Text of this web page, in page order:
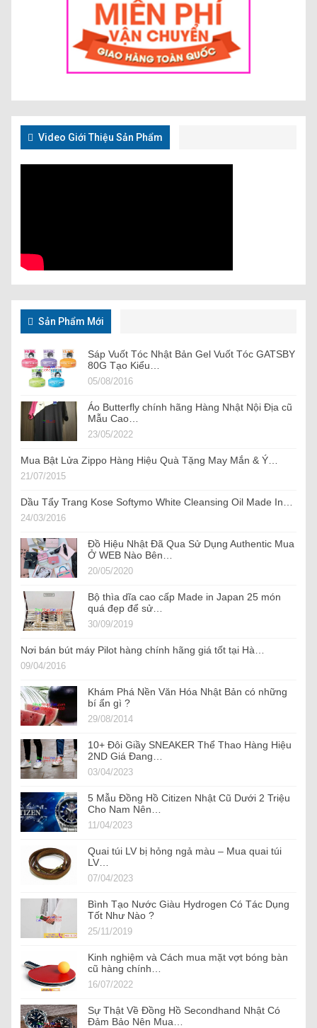
Video Giới Thiệu Sản Phẩm
Sản Phẩm Mới
Sáp Vuốt Tóc Nhật Bản Gel Vuốt Tóc GATSBY
80G Tạo Kiểu…
05/08/2016
Áo Butterfly chính hãng Hàng Nhật Nội Địa cũ
Mẫu Cao…
23/05/2022
Mua Bật Lửa Zippo Hàng Hiệu Quà Tặng May Mắn & Ý…
21/07/2015
Dầu Tẩy Trang Kose Softymo White Cleansing Oil Made In…
24/03/2016
Đồ Hiệu Nhật Đã Qua Sử Dụng Authentic Mua
Ở WEB Nào Bên…
20/05/2020
Bộ thìa dĩa cao cấp Made in Japan 25 món
quá đẹp để sử…
30/09/2019
Nơi bán bút máy Pilot hàng chính hãng giá tốt tại Hà…
09/04/2016
Khám Phá Nền Văn Hóa Nhật Bản có những
bí ẩn gì ?
29/08/2014
10+ Đôi Giầy SNEAKER Thể Thao Hàng Hiệu
2ND Giá Đang…
03/04/2023
5 Mẫu Đồng Hồ Citizen Nhật Cũ Dưới 2 Triệu
Cho Nam Nên…
11/04/2023
Quai túi LV bị hỏng ngả màu – Mua quai túi
LV…
07/04/2023
Bình Tạo Nước Giàu Hydrogen Có Tác Dụng
Tốt Như Nào ?
25/11/2019
Kinh nghiệm và Cách mua mặt vợt bóng bàn
cũ hàng chính…
16/07/2022
Sự Thật Về Đồng Hồ Secondhand Nhật Có
Đảm Bảo Nên Mua…